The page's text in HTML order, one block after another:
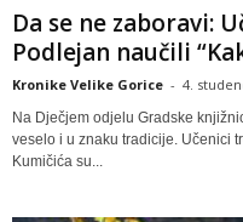
Da se ne zaboravi:
Podlejan naučili
Kronike Velike Gorice - 4.
Na Dječjem odjelu Gradske
veselo i u znaku tradicije. Učenici
Kumičića su...